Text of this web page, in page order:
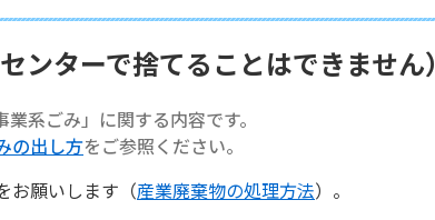
ンターで捨てることはできません）
系ごみ」に関する内容です。
の出し方をご参照ください。
お願いします（産業廃棄物の処理方法）。